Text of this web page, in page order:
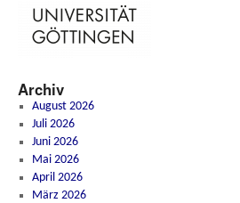
Archiv
August 2026
Juli 2026
Juni 2026
Mai 2026
April 2026
März 2026